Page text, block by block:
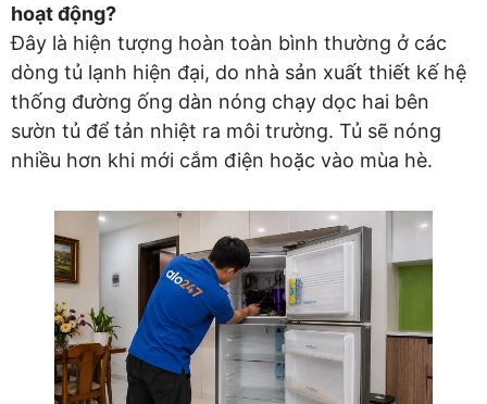
hoạt động?
Đây là hiện tượng hoàn toàn bình thường ở các
dòng tủ lạnh hiện đại, do nhà sản xuất thiết kế hệ
thống đường ống dàn nóng chạy dọc hai bên
sườn tủ để tản nhiệt ra môi trường. Tủ sẽ nóng
nhiều hơn khi mới cắm điện hoặc vào mùa hè.